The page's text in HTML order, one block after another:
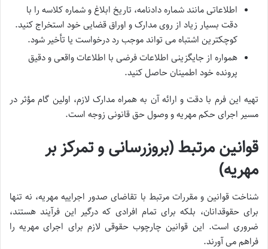
اطلاعاتی مانند شماره دادنامه، تاریخ ابلاغ و شماره کلاسه را با
دقت بسیار زیاد از روی مدارک و اوراق قضایی خود استخراج کنید.
کوچکترین اشتباه می تواند موجب رد درخواست یا تأخیر شود.
همواره از جایگزینی اطلاعات فرضی با اطلاعات واقعی و دقیق
پرونده خود اطمینان حاصل کنید.
تهیه این فرم با دقت و ارائه آن به همراه مدارک لازم، اولین گام مؤثر در
مسیر اجرای حکم مهریه و وصول حق قانونی زوجه است.
قوانین مرتبط (بروزرسانی و تمرکز بر
مهریه)
شناخت قوانین و مقررات مرتبط با تقاضای صدور اجراییه مهریه، نه تنها
برای حقوقدانان، بلکه برای تمام افرادی که درگیر این فرآیند هستند،
ضروری است. این قوانین چارچوب حقوقی لازم برای اجرای مهریه را
فراهم می آورند.